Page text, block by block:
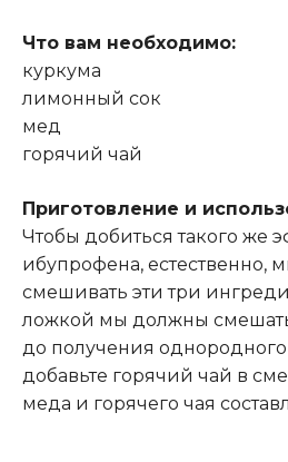
Что вам необходимо:
куркума
лимонный сок
мед
горячий чай
Приготовление и
Чтобы добиться такого же
ибупрофена, естественно,
смешивать эти три
ложкой мы должны
до получения однородного
добавьте горячий чай в
меда и горячего чая